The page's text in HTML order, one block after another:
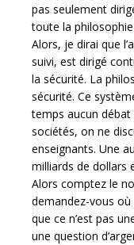
pas seulement
toute la
Alors, je dirai que
suivi, est dirigé
la sécurité. La
sécurité. Ce
temps aucun
sociétés, on ne
enseignants. Une
milliards de dollars
Alors comptez le
demandez-vous où
que ce n’est pas
une question